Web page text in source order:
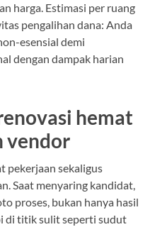
harga. Estimasi per ruang
pengalihan dana: Anda
esensial demi
dengan dampak harian
hemat
vendor
pekerjaan sekaligus
Saat menyaring kandidat,
proses, bukan hanya hasil
di titik sulit seperti sudut